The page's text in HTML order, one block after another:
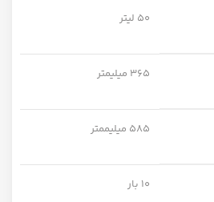
50 لیتر
365 میلیمتر
585 میلیممتر
10 بار